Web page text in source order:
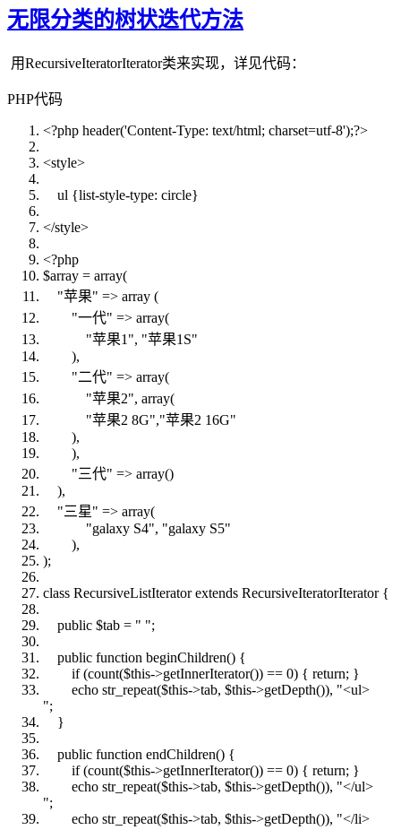
无限分类的树状迭代方法
用RecursiveIteratorIterator类来实现，详见代码：
PHP代码
<?php header('Content-Type: text/html; charset=utf-8');?>
<style>
ul {list-style-type: circle}
</style>
<?php
$array = array(
"苹果" => array (
"一代" => array(
"苹果1", "苹果1S"
),
"二代" => array(
"苹果2", array(
"苹果2 8G","苹果2 16G"
),
),
"三代" => array()
),
"三星" => array(
"galaxy S4", "galaxy S5"
),
);
class RecursiveListIteratorextends RecursiveIteratorIterator {
public $tab = " ";
public function beginChildren() {
if(count($this->getInnerIterator()) == 0) { return; }
echo str_repeat($this->tab, $this->getDepth()), "<ul>
";
}
public function endChildren() {
if(count($this->getInnerIterator()) == 0) { return; }
echo str_repeat($this->tab, $this->getDepth()), "</ul>
";
echo str_repeat($this->tab, $this->getDepth()), "</li>